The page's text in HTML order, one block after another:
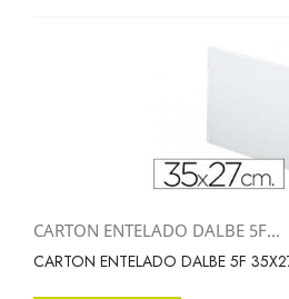
CARTON ENTELADO DALBE 5F...
CARTON ENTELADO DALBE 5F